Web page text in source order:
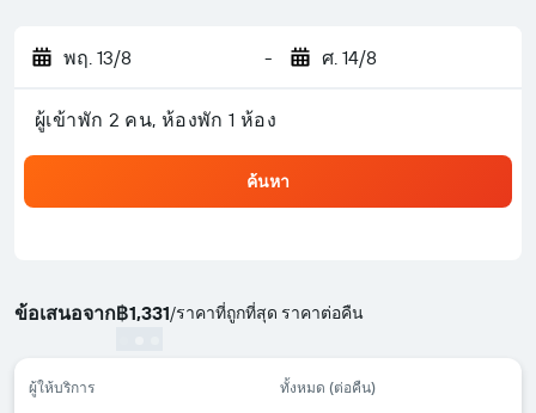
พฤ. 13/8 - ศ. 14/8
ผู้เข้าพัก 2 คน, ห้องพัก 1 ห้อง
ค้นหา
ข้อเสนอจาก฿1,331/ราคาที่ถูกที่สุด ราคาต่อคืน
ผู้ให้บริการ ทั้งหมด (ต่อคืน)